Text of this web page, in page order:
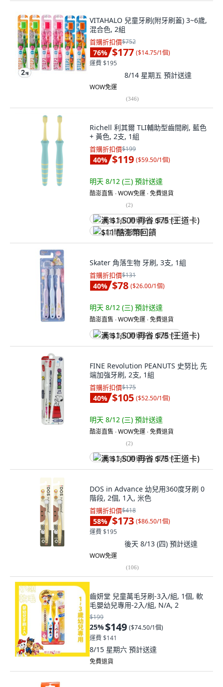
VITAHALO 兒童牙刷(附牙刷蓋) 3~6歲,
混合色, 2組
首購折扣價$752
76% $177 ($14.75/1個)
運費 $195
8/14 星期五 預計送達
WOW免運
(346)
Richell 利其爾 TLI輔助型齒間刷, 藍色
+ 黃色, 2支, 1組
首購折扣價$199
40% $119 ($59.50/1個)
明天 8/12 (三) 預計送達
酷澎直售 ∙ WOW免運 ∙ 免費退貨
(2)
满 $1,500 再省 $75 (王道卡)
$11 酷澎幣回饋
Skater 角落生物 牙刷, 3支, 1組
首購折扣價$131
40% $78 ($26.00/1個)
明天 8/12 (三) 預計送達
酷澎直售 ∙ WOW免運 ∙ 免費退貨
满 $1,500 再省 $75 (王道卡)
FINE Revolution PEANUTS 史努比 先
端加強牙刷, 2支, 1組
首購折扣價$175
40% $105 ($52.50/1個)
明天 8/12 (三) 預計送達
酷澎直售 ∙ WOW免運 ∙ 免費退貨
(2)
满 $1,500 再省 $75 (王道卡)
DOS in Advance 幼兒用360度牙刷 0
階段, 2個, 1入, 米色
首購折扣價$418
58% $173 ($86.50/1個)
運費 $195
後天 8/13 (四) 預計送達
WOW免運
(106)
齒妍堂 兒童萬毛牙刷-3入/組, 1個, 軟
毛嬰幼兒專用-2入/組, N/A, 2
$199
25%$149 ($74.50/1個)
運費 $141
8/15 星期六 預計送達
免費退貨